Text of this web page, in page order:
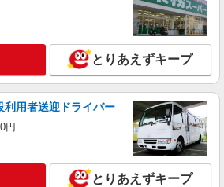
とりあえずキープ
利用者送迎ドライバー
円
とりあえずキープ